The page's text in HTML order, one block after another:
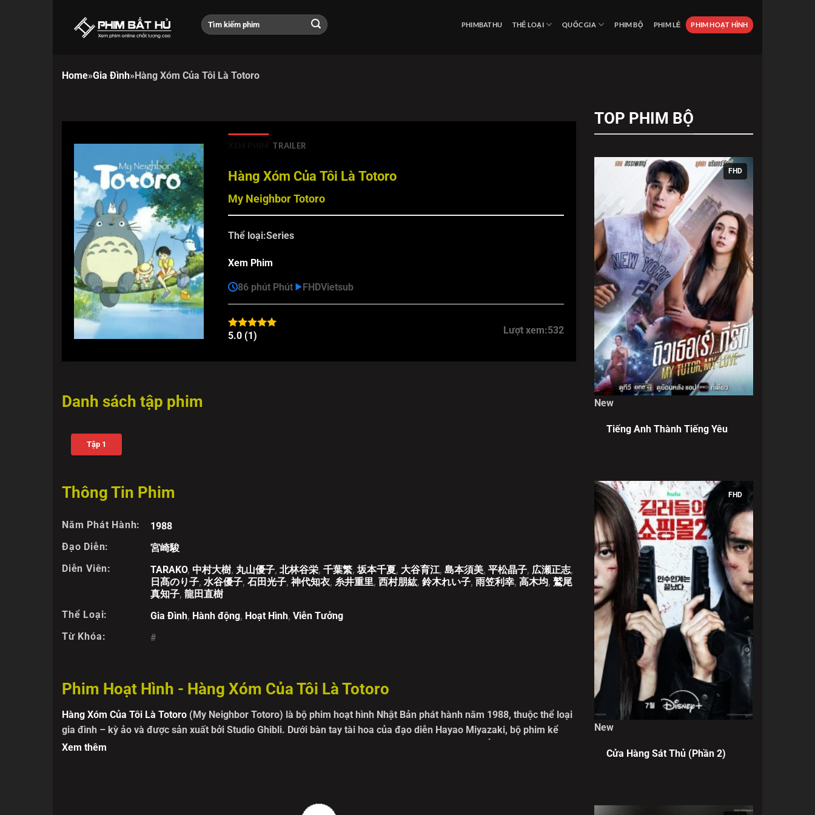
PHIMBATHU THỂ LOẠI QUỐC GIA PHIM BỘ PHIM LẺ PHIM HOẠT HÌNH
Home»Gia Đình»Hàng Xóm Của Tôi Là Totoro
TRAILER
Hàng Xóm Của Tôi Là Totoro
My Neighbor Totoro
Thể loại:Series
Xem Phim
86 phút Phút FHDVietsub
5.0 (1) Lượt xem:532
Danh sách tập phim
Tập 1
Thông Tin Phim
Năm Phát Hành:
1988
Đạo Diễn:
宮崎駿
Diễn Viên:
TARAKO, 中村大樹, 丸山優子, 北林谷栄, 千葉繁, 坂本千夏, 大谷育江, 島本須美, 平松晶子, 広瀬正志,
日髙のり子, 水谷優子, 石田光子, 神代知衣, 糸井重里, 西村朋紘, 鈴木れい子, 雨笠利幸, 高木均, 鷲尾
真知子, 龍田直樹
Thể Loại:
Gia Đình, Hành động, Hoạt Hình, Viễn Tưởng
Từ Khóa:
#
Phim Hoạt Hình - Hàng Xóm Của Tôi Là Totoro
Hàng Xóm Của Tôi Là Totoro (My Neighbor Totoro) là bộ phim hoạt hình Nhật Bản phát hành năm 1988, thuộc thể loại
gia đình – kỳ ảo và được sản xuất bởi Studio Ghibli. Dưới bàn tay tài hoa của đạo diễn Hayao Miyazaki, bộ phim kể
câu chuyện của hai chị em Satsuki và Mei khi chuyển về sống cùng bố giữa miền quê thanh bình. Ở đó, họ phát hiện
Những khung cảnh thôn quê trù phú, từng thửa ruộng mạ xanh mướt và bến xe buýt dưới cơn mưa lãng mạn đều được
Xem thêm
TOP PHIM BỘ
FHD
New
Tiếng Anh Thành Tiếng Yêu
FHD
New
Cửa Hàng Sát Thủ (Phần 2)